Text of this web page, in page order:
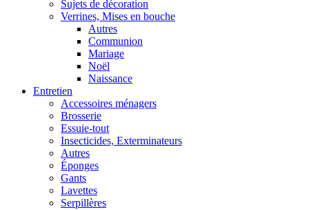
Sujets de décoration
Verrines, Mises en bouche
Autres
Communion
Mariage
Noël
Naissance
Entretien
Accessoires ménagers
Brosserie
Essuie-tout
Insecticides, Exterminateurs
Autres
Éponges
Gants
Lavettes
Serpillères